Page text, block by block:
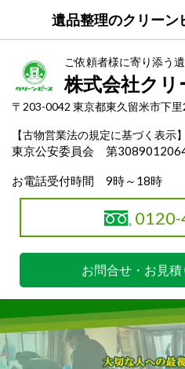
遺品整理のクリーン
ご依頼者様に寄り添う
株式会社クリ
〒203-0042 東京都東久留米市下
【古物営業法の規定に基づく表示】
東京公安委員会 第
お電話受付時間 9時～18時
お問合せ・お見